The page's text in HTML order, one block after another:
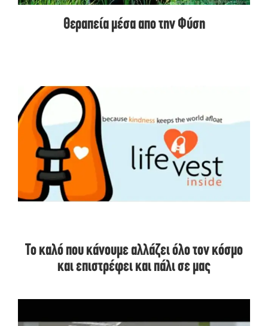
Θεραπεία μέσα απο την Φύση
Το καλό που κάνουμε αλλάζει όλο τον κόσμο
και επιστρέφει και πάλι σε μας